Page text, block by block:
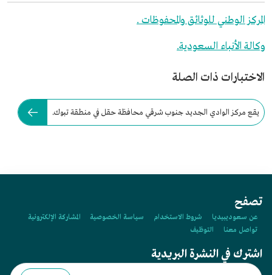
المركز الوطني للوثائق والمحفوظات .
وكالة الأنباء السعودية.
الاختبارات ذات الصلة
يقع مركز الوادي الجديد جنوب شرقي محافظة حقل في منطقة تبوك.
تصفح
عن سعوديبيديا شروط الاستخدام سياسة الخصوصية
المشاركة الإلكترونية
تواصل معنا
التوظيف
اشترك في النشرة البريدية